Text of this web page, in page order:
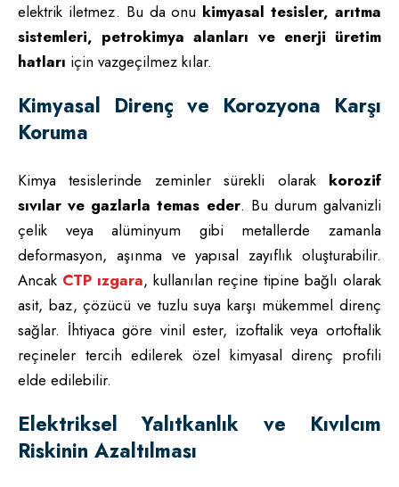
elektrik iletmez. Bu da onu kimyasal tesisler, arıtma
sistemleri, petrokimya alanları ve enerji üretim
hatları için vazgeçilmez kılar.
Kimyasal Direnç ve Korozyona Karşı
Koruma
Kimya tesislerinde zeminler sürekli olarak korozif
sıvılar ve gazlarla temas eder. Bu durum galvanizli
çelik veya alüminyum gibi metallerde zamanla
deformasyon, aşınma ve yapısal zayıflık oluşturabilir.
Ancak CTP ızgara, kullanılan reçine tipine bağlı olarak
asit, baz, çözücü ve tuzlu suya karşı mükemmel direnç
sağlar. İhtiyaca göre vinil ester, izoftalik veya ortoftalik
reçineler tercih edilerek özel kimyasal direnç profili
elde edilebilir.
Elektriksel Yalıtkanlık ve Kıvılcım
Riskinin Azaltılması